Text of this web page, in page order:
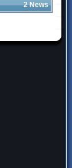
2 News